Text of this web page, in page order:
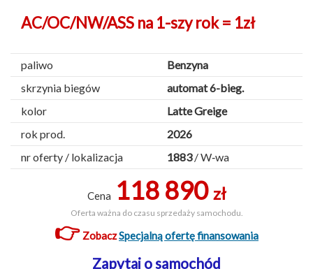
AC/OC/NW/ASS na 1-szy rok = 1zł
paliwo
Benzyna
skrzynia biegów
automat 6-bieg.
kolor
Latte Greige
rok prod.
2026
nr oferty / lokalizacja
1883/ W‑wa
Cena 118 890 zł
Oferta ważna do czasu sprzedaży samochodu.
👉ZobaczSpecjalną ofertę finansowania
Zapytaj o samochód